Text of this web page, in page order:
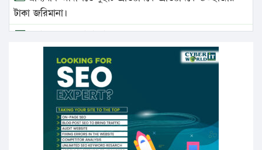
টাকা জরিমানা।
এবার লঞ্চের ভাড়া বাড়ল
১৭ থেকে ২১ শতাংশ বিদ্যুতের দাম বাড়ানোর প্রস্তাব পিডিবির
১৬ মে চাঁদপুর ও ২৫ মে ফেনী সফরে যাবেন প্রধানমন্ত্রী
উচ্চশিক্ষায় গৌরবময় অর্জন: পূর্ণ স্কলারশিপে যুক্তরাষ্ট্রে
পিএইচডি করছেন কুয়েটের কৃতি…
সারা দেশে বজ্রাঘাতে ১৪ জনের প্রাণহানি